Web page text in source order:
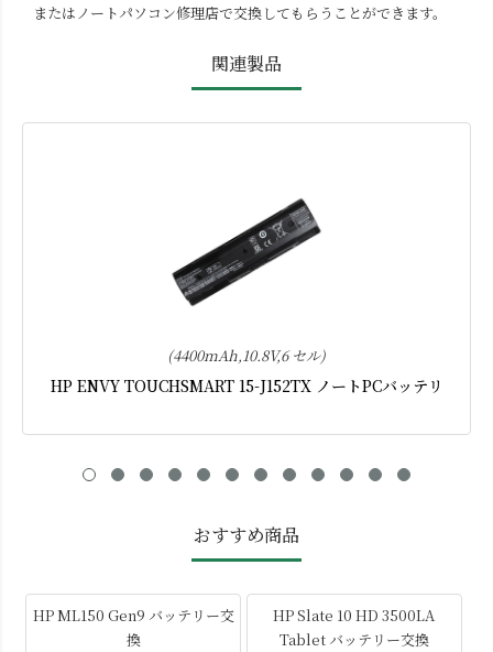
またはノートパソコン修理店で交換してもらうことができます。
関連製品
(4400mAh,10.8V,6 セル)
HP ENVY TOUCHSMART 15-J152TX ノートPCバッテリ
おすすめ商品
HP ML150 Gen9 バッテリー交
換
HP Slate 10 HD 3500LA
Tablet バッテリー交換